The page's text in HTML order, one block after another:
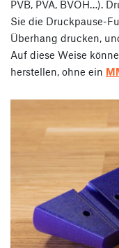
PVB, PVA, BVOH…).
Sie die Druckpause-
Überhang drucken,
Auf diese Weise
herstellen, ohne ein